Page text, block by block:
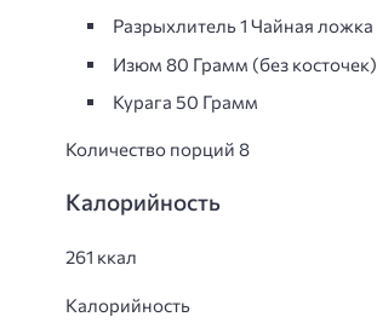
Разрыхлитель 1 Чайная ложка
Изюм 80 Грамм (без косточек)
Курага 50 Грамм
Количество порций 8
Калорийность
261 ккал
Калорийность